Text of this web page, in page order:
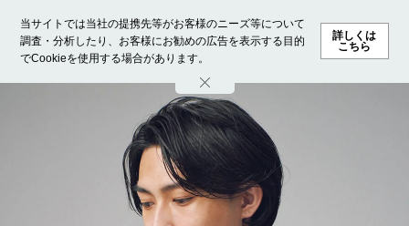
当サイトでは当社の提携先等がお客様のニーズ等について
調査・分析したり、お客様にお勧めの広告を表示する目的
でCookieを使用する場合があります。
詳しくは
こちら
ホーム モデル募集 ランキング ファッション ビューテ